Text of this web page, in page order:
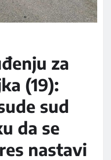
za
(19):
sud
da se
nastavi